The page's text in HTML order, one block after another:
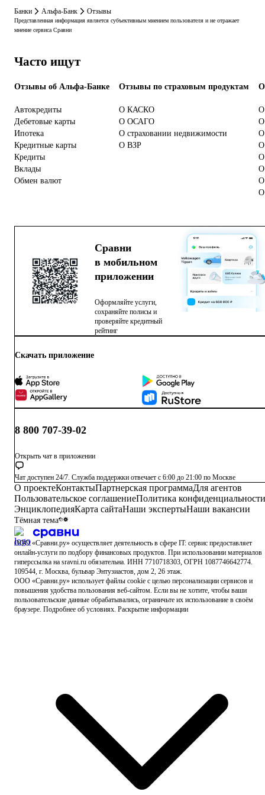
Банки Альфа-Банк Отзывы
Представленная информация является субъективным мнением пользователя и не отражает
мнение сервиса Сравни
Часто ищут
Отзывы об Альфа-Банке
Автокредиты
Дебетовые карты
Ипотека
Кредитные карты
Кредиты
Вклады
Обмен валют
Отзывы по страховым продуктам
О КАСКО
О ОСАГО
О страховании недвижимости
О ВЗР
О
О
О
О
О
О
О
О
Сравни
в мобильном
приложении
Оформляйте услуги,
сохраняйте полисы и
проверяйте кредитный
рейтинг
Скачать приложение
8 800 707-39-02
Открыть чат в приложении
Чат доступен 24/7. Служба поддержки отвечает с 6:00 до 21:00 по Москве
О проектеКонтактыПартнерская программаДля агентов
Пользовательское соглашениеПолитика конфиденциальности
ЭнциклопедияКарта сайтаНаши экспертыНаши вакансии
Тёмная тема
ООО «Сравни.ру» осуществляет деятельность в сфере IT: сервис предоставляет
онлайн-услуги по подбору финансовых продуктов. При использовании материалов
гиперссылка на sravni.ru обязательна. ИНН 7710718303, ОГРН 1087746642774.
109544, г. Москва, бульвар Энтузиастов, дом 2, 26 этаж.
ООО «Сравни.ру» использует файлы cookie с целью персонализации сервисов и
повышения удобства пользования веб-сайтом. Если вы не хотите, чтобы ваши
пользовательские данные обрабатывались, ограничьте их использование в своём
браузере. Подробнее об условиях. Раскрытие информации